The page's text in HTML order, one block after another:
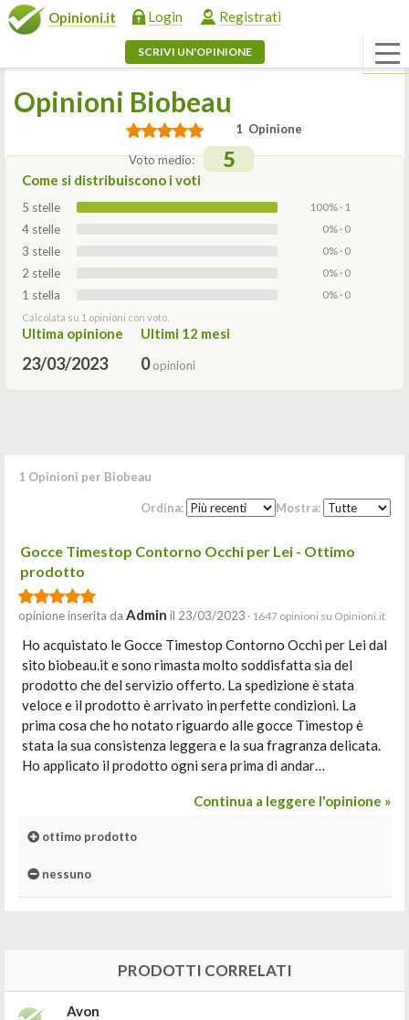
Opinioni.it Login Registrati
SCRIVI UN'OPINIONE
Opinioni Biobeau
1 Opinione
Voto medio: 5
Come si distribuiscono i voti
5 stelle 100% · 1
4 stelle 0% · 0
3 stelle 0% · 0
2 stelle 0% · 0
1 stella 0% · 0
Calcolata su 1 opinioni con voto.
Ultima opinione
23/03/2023
Ultimi 12 mesi
0opinioni
1 Opinioni per Biobeau
Ordina: Mostra:
Gocce Timestop Contorno Occhi per Lei - Ottimo
prodotto
opinione inserita da Admin il 23/03/2023 · 1647 opinioni su Opinioni.it
Ho acquistato le Gocce Timestop Contorno Occhi per Lei dal
sito biobeau.it e sono rimasta molto soddisfatta sia del
prodotto che del servizio offerto. La spedizione è stata
veloce e il prodotto è arrivato in perfette condizioni. La
prima cosa che ho notato riguardo alle gocce Timestop è
stata la sua consistenza leggera e la sua fragranza delicata.
Ho applicato il prodotto ogni sera prima di andar…
Continua a leggere l'opinione »
ottimo prodotto
nessuno
PRODOTTI CORRELATI
Avon